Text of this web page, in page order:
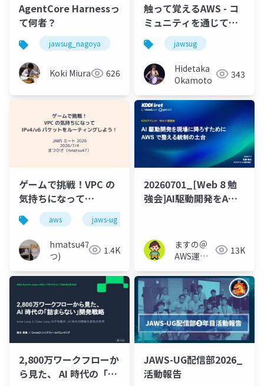
AgentCore Harnessっ
て何者？
jawsug_nagoya jawsug
Koki Miura 626
触って覚えるAWS - コ
ミュニティを通じて学
びのサイクルを作る方
法
jawsug
Hidetaka
Okamoto
343
ゲームで挑戦！VPC の
気持ちになって
IPv4/v6 パケットをル
ーティングしよう！
aws jaws-ug
hmatsu47(ま
つ)
1.4K
20260701_[Web 8 勉
強会]AI駆動開発をAWS
たらダメだったお話
ますの＠
AWS運用
13K
2,800万ワークフローか
ら見た、 AI 時代の「詰
JAWS-UG配信部2026_
活動報告